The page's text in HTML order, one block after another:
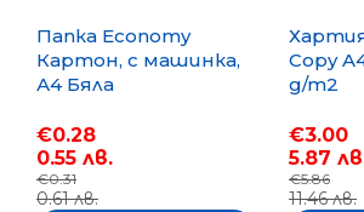
Папка Economy
Картон, с машинка,
А4 Бяла
€0.28
0.55 лв.
€0.31
0.61 лв.
Copy
g/m2
€3.00
5.87
€5.86
11.46 лв.